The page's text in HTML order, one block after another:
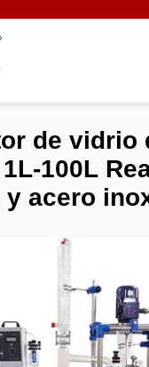
de vidrio
100L
acero